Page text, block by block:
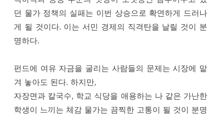
던 물가 정책의 실패는 이번 상승으로 확연하게 드러나
게 될 것이다. 이는 서민 경제의 직격탄을 날릴 것이 분
명하다.
펀드에 여유 자금을 굴리는 사람들의 문제는 시장에 맡
겨 놓아도 된다. 하지만,
자장면과 칼국수, 학교 식당을 애용하는 나 같은 가난한
학생이 느끼는 체감 물가는 끔찍한 고통이 될 것이 분명